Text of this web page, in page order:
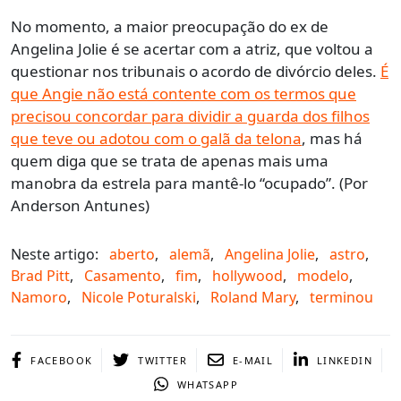
No momento, a maior preocupação do ex de
Angelina Jolie é se acertar com a atriz, que voltou a
questionar nos tribunais o acordo de divórcio deles. É
que Angie não está contente com os termos que
precisou concordar para dividir a guarda dos filhos
que teve ou adotou com o galã da telona, mas há
quem diga que se trata de apenas mais uma
manobra da estrela para mantê-lo “ocupado”. (Por
Anderson Antunes)
Neste artigo: aberto, alemã, Angelina Jolie, astro,
Brad Pitt, Casamento, fim, hollywood, modelo,
Namoro, Nicole Poturalski, Roland Mary, terminou
FACEBOOK TWITTER E-MAIL
LINKEDIN
WHATSAPP